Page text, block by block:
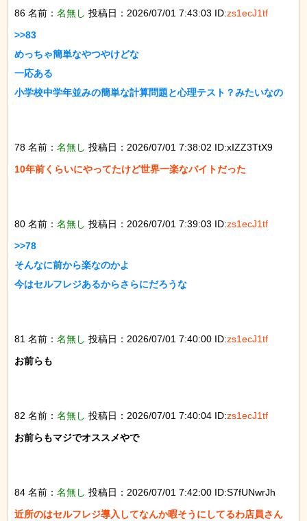
86 名前： 名無し 投稿日：2026/07/01 7:43:03 ID:zs1ecJ1tf
>>83
めっちゃ簡単なやつやけどな
一応ある
小学校中学年並みの簡単な計算問題と心理テスト？みたいなの
78 名前： 名無し 投稿日：2026/07/01 7:38:02 ID:xIZZ3TtX9
10年前くらいにやってたけど世界一楽なバイトだった
80 名前： 名無し 投稿日：2026/07/01 7:39:03 ID:zs1ecJ1tf
>>78
そんなに前から楽なのかよ
今はセルフレジあるからさらにだろうな
81 名前： 名無し 投稿日：2026/07/01 7:40:00 ID:zs1ecJ1tf
お前らも
82 名前： 名無し 投稿日：2026/07/01 7:40:04 ID:zs1ecJ1tf
お前らもマジでオススメやで
84 名前： 名無し 投稿日：2026/07/01 7:42:00 ID:S7fUNwrJh
近所のはセルフレジ導入してなんか暇そうにしてるわ店員さん